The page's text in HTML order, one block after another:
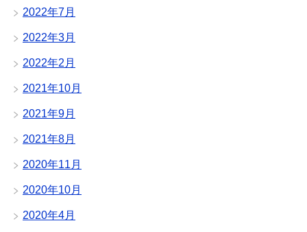
2022年7月
2022年3月
2022年2月
2021年10月
2021年9月
2021年8月
2020年11月
2020年10月
2020年4月